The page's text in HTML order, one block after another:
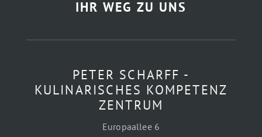
IHR WEG ZU UNS
PETER SCHARFF -
KULINARISCHES KOMPETENZ
ZENTRUM
Europaallee 6